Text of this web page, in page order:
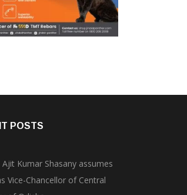
POSTS
Ajit Kumar Shasany assumes
Vice-Chancellor of Central